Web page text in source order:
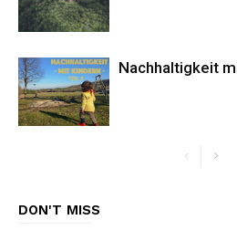
Nachhaltigkeit
DON'T MISS